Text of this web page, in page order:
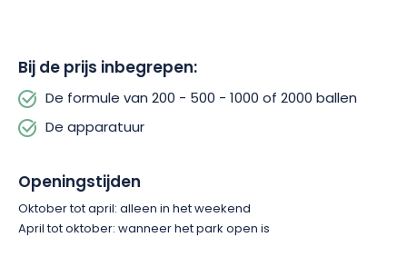
Bij de prijs inbegrepen:
De formule van 200 - 500 - 1000 of 2000 ballen
De apparatuur
Openingstijden
Oktober tot april: alleen in het weekend
April tot oktober: wanneer het park open is